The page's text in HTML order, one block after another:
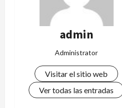
admin
Administrator
Visitar el sitio web
Ver todas las entradas